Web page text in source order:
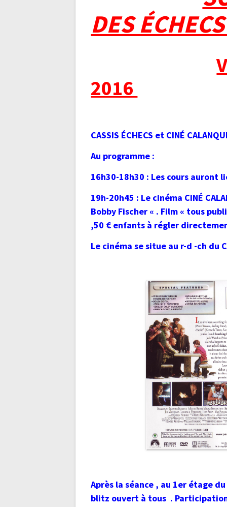
DES
2016
CASSIS ÉCHECS et CINÉ
Au programme :
16h30-18h30 : Les cours auront
19h-20h45 : Le cinéma CINÉ
Bobby Fischer « . Film « tous
,50 € enfants à régler
Le cinéma se situe au r-d -ch du
Après la séance , au 1er étage
blitz ouvert à tous .